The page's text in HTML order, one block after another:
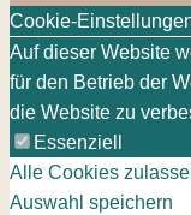
Cookie-
Auf dieser Website
für den Betrieb der
die Website zu
Essenziell
Alle Cookies
Auswahl speichern